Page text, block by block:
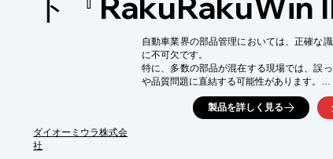
・検査精度の向上
・不良品の早期発見
ダイオーミウラ株式会
社
自動車業界の部品管理においては、正確な
に不可欠です。
特に、多数の部品が混在する現場では、誤
や品質問題に直結する可能性があります。
正確な部品管理は、トレーサビリティの確
総合ラベリングソフト『RakuRakuWin II』
製品を詳しく見る